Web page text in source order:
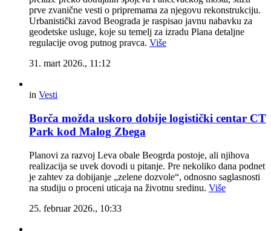
prve zvanične vesti o pripremama za njegovu rekonstrukciju.
Urbanistički zavod Beograda je raspisao javnu nabavku za
geodetske usluge, koje su temelj za izradu Plana detaljne
regulacije ovog putnog pravca. Više
31. mart 2026., 11:12
in Vesti
Borča možda uskoro dobije logistički centar CT
Park kod Malog Zbega
Planovi za razvoj Leva obale Beogrda postoje, ali njihova
realizacija se uvek dovodi u pitanje. Pre nekoliko dana podnet
je zahtev za dobijanje „zelene dozvole“, odnosno saglasnosti
na studiju o proceni uticaja na životnu sredinu. Više
25. februar 2026., 10:33